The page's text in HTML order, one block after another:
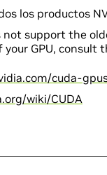
los productos
support the
GPU, consult
cuda-
wiki/CUDA